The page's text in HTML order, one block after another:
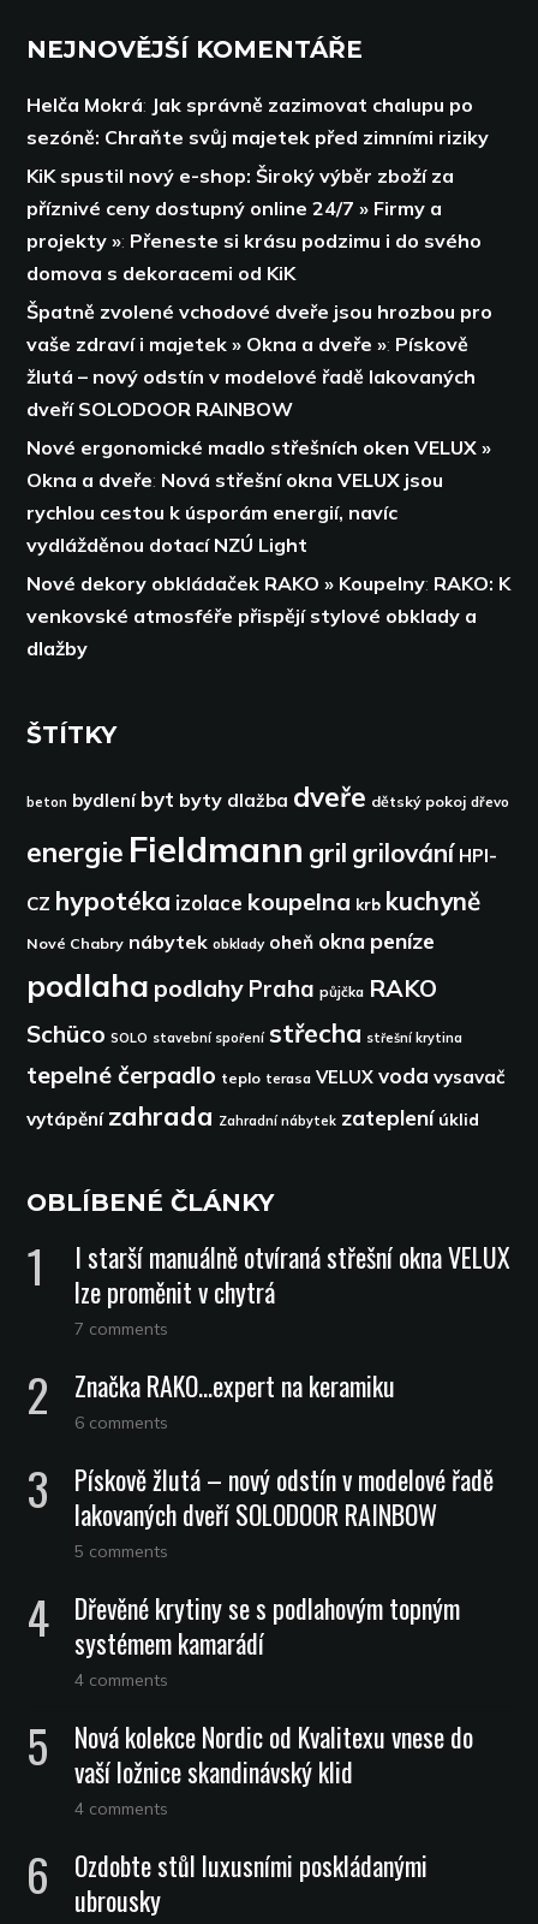
NEJNOVĚJŠÍ KOMENTÁŘE
Helča Mokrá: Jak správně zazimovat chalupu po
sezóně: Chraňte svůj majetek před zimními riziky
KiK spustil nový e-shop: Široký výběr zboží za
příznivé ceny dostupný online 24/7 » Firmy a
projekty »: Přeneste si krásu podzimu i do svého
domova s dekoracemi od KiK
Špatně zvolené vchodové dveře jsou hrozbou pro
vaše zdraví i majetek » Okna a dveře »: Pískově
žlutá – nový odstín v modelové řadě lakovaných
dveří SOLODOOR RAINBOW
Nové ergonomické madlo střešních oken VELUX »
Okna a dveře: Nová střešní okna VELUX jsou
rychlou cestou k úsporám energií, navíc
vydlážděnou dotací NZÚ Light
Nové dekory obkládaček RAKO » Koupelny: RAKO: K
venkovské atmosféře přispějí stylové obklady a
dlažby
ŠTÍTKY
beton bydlení byt byty dlažba dveře dětský pokoj dřevo
energie Fieldmann gril grilování HPI-
CZ hypotéka izolace koupelna krb kuchyně
Nové Chabry nábytek obklady oheň okna peníze
podlaha podlahy Praha půjčka RAKO
Schüco SOLO stavební spoření střecha střešní krytina
tepelné čerpadlo teplo terasa VELUX voda vysavač
vytápění zahrada Zahradní nábytek zateplení úklid
OBLÍBENÉ ČLÁNKY
I starší manuálně otvíraná střešní okna VELUX
lze proměnit v chytrá
7 comments
Značka RAKO…expert na keramiku
6 comments
Pískově žlutá – nový odstín v modelové řadě
lakovaných dveří SOLODOOR RAINBOW
5 comments
Dřevěné krytiny se s podlahovým topným
systémem kamarádí
4 comments
Nová kolekce Nordic od Kvalitexu vnese do
vaší ložnice skandinávský klid
4 comments
Ozdobte stůl luxusními poskládanými
ubrousky